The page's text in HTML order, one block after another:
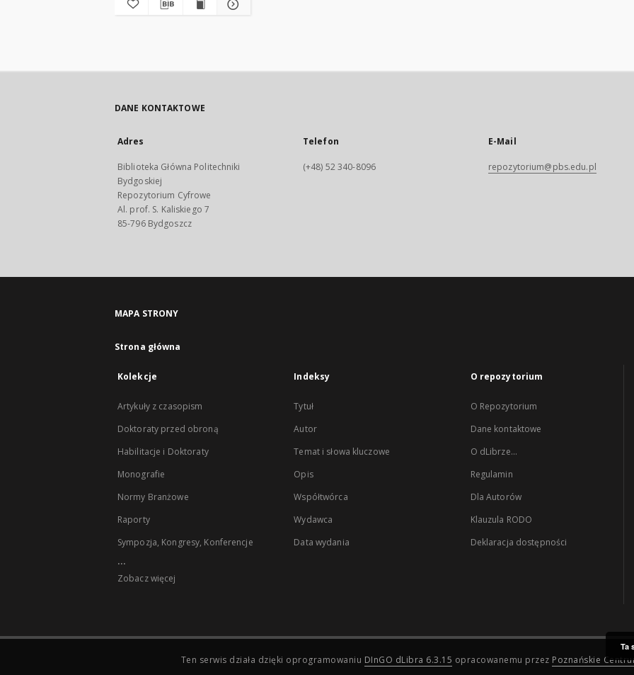
DANE KONTAKTOWE
Adres
Biblioteka Główna Politechniki
Bydgoskiej
Repozytorium Cyfrowe
Al. prof. S. Kaliskiego 7
85-796 Bydgoszcz
Telefon
(+48) 52 340-8096
E-Mail
repozytorium@pbs.edu.pl
MAPA STRONY
Strona główna
Kolekcje
Artykuły z czasopism
Doktoraty przed obroną
Habilitacje i Doktoraty
Monografie
Normy Branżowe
Raporty
Sympozja, Kongresy, Konferencje
...
Zobacz więcej
Indeksy
Tytuł
Autor
Temat i słowa kluczowe
Opis
Współtwórca
Wydawca
Data wydania
O repozytorium
O Repozytorium
Dane kontaktowe
O dLibrze...
Regulamin
Dla Autorów
Klauzula RODO
Deklaracja dostępności
Ten serwis działa dzięki oprogramowaniu DInGO dLibra 6.3.15 opracowanemu przez Poznańskie
Ta